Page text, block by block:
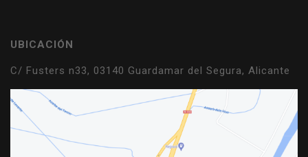
UBICACIÓN
C/ Fusters n33, 03140 Guardamar del Segura, Alicante